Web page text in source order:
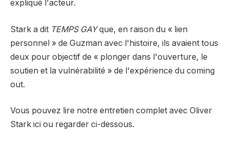
expliqué l'acteur.
Stark a dit TEMPS GAYque, en raison du « lien
personnel » de Guzman avec l'histoire, ils avaient tous
deux pour objectif de « plonger dans l'ouverture, le
soutien et la vulnérabilité » de l'expérience du coming
out.
Vous pouvez lire notre entretien complet avec Oliver
Stark ici ou regarder ci-dessous.